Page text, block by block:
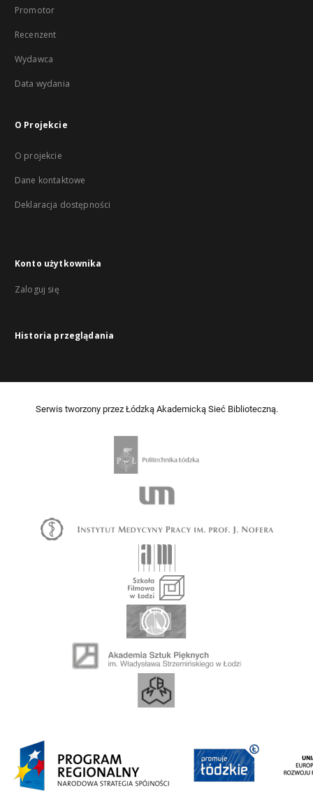
Promotor
Recenzent
Wydawca
Data wydania
O Projekcie
O projekcie
Dane kontaktowe
Deklaracja dostępności
Konto użytkownika
Zaloguj się
Historia przeglądania
Serwis tworzony przez Łódzką Akademicką Sieć Biblioteczną.